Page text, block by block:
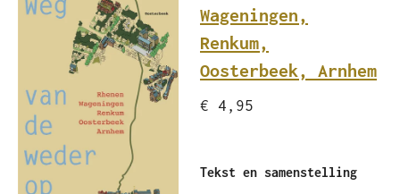
Wageningen,
Renkum,
Oosterbeek, Arnhem
€ 4,95
Tekst en samenstelling